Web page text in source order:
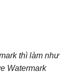
thì làm
Watermark